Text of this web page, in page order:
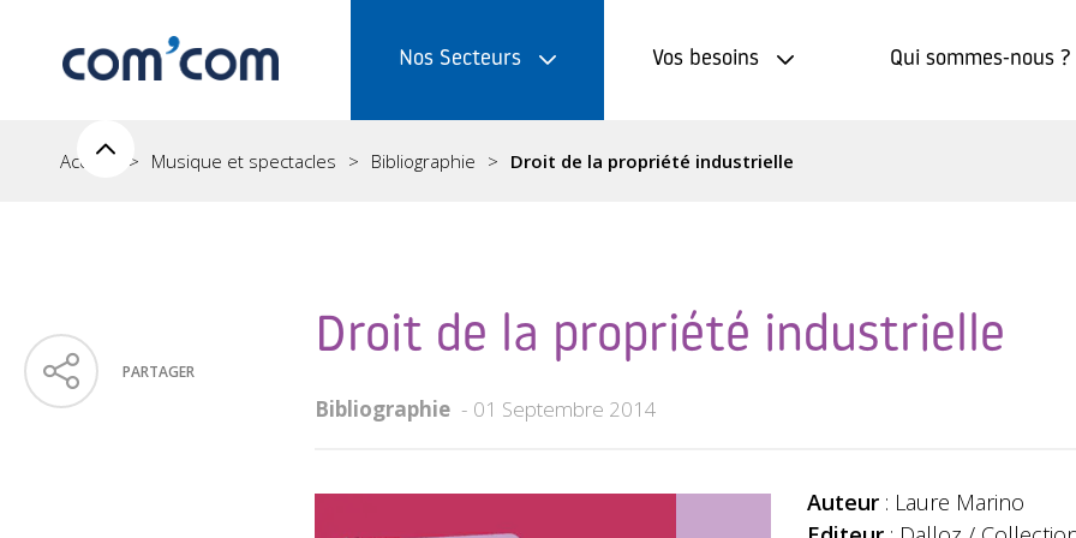
Nos Secteurs Vos besoins Qui sommes-nous ?
Accueil Musique et spectacles Bibliographie Droit de la propriété industrielle
Droit de la propriété industrielle
Bibliographie 01 Septembre 2014
PARTAGER
Auteur : Laure Marino